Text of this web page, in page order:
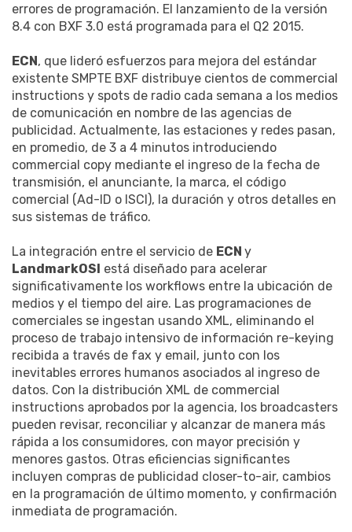
errores de programación. El lanzamiento de la versión
8.4 con BXF 3.0 está programada para el Q2 2015.
ECN, que lideró esfuerzos para mejora del estándar
existente SMPTE BXF distribuye cientos de commercial
instructions y spots de radio cada semana a los medios
de comunicación en nombre de las agencias de
publicidad. Actualmente, las estaciones y redes pasan,
en promedio, de 3 a 4 minutos introduciendo
commercial copy mediante el ingreso de la fecha de
transmisión, el anunciante, la marca, el código
comercial (Ad-ID o ISCI), la duración y otros detalles en
sus sistemas de tráfico.
La integración entre el servicio de ECN y
LandmarkOSI está diseñado para acelerar
significativamente los workflows entre la ubicación de
medios y el tiempo del aire. Las programaciones de
comerciales se ingestan usando XML, eliminando el
proceso de trabajo intensivo de información re-keying
recibida a través de fax y email, junto con los
inevitables errores humanos asociados al ingreso de
datos. Con la distribución XML de commercial
instructions aprobados por la agencia, los broadcasters
pueden revisar, reconciliar y alcanzar de manera más
rápida a los consumidores, con mayor precisión y
menores gastos. Otras eficiencias significantes
incluyen compras de publicidad closer-to-air, cambios
en la programación de último momento, y confirmación
inmediata de programación.